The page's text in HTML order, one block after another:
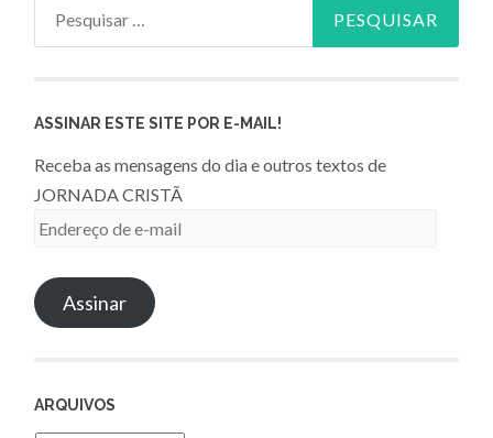
ASSINAR ESTE SITE POR E-MAIL!
Receba as mensagens do dia e outros textos de
JORNADA CRISTÃ
Endereço
e-
mailAssinar
ARQUIVOS